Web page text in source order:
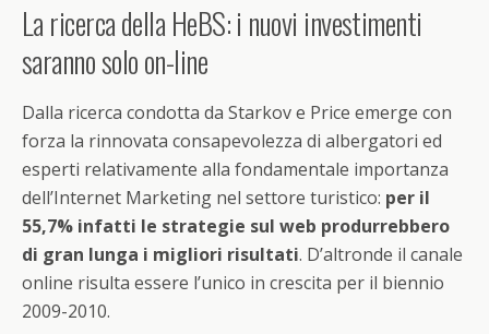
La ricerca della HeBS: i nuovi investimenti
saranno solo on-line
Dalla ricerca condotta da Starkov e Price emerge con
forza la rinnovata consapevolezza di albergatori ed
esperti relativamente alla fondamentale importanza
dell’Internet Marketing nel settore turistico: per il
55,7% infatti le strategie sul web produrrebbero
di gran lunga i migliori risultati. D’altronde il canale
online risulta essere l’unico in crescita per il biennio
2009-2010.